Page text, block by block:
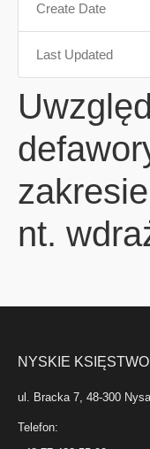
Create Date
Last Updated
nt.
NYSKIE
ul. Bracka 7, 48-300 Nysa
Telefon: